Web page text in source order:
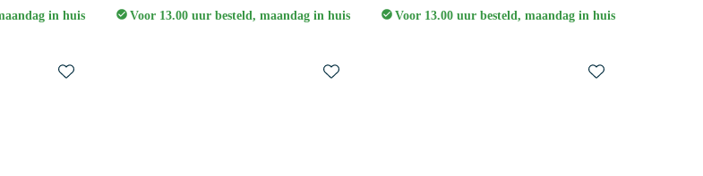
in huis Voor 13.00 uur besteld, maandag in huis Voor 13.00 uur besteld, maandag in huis